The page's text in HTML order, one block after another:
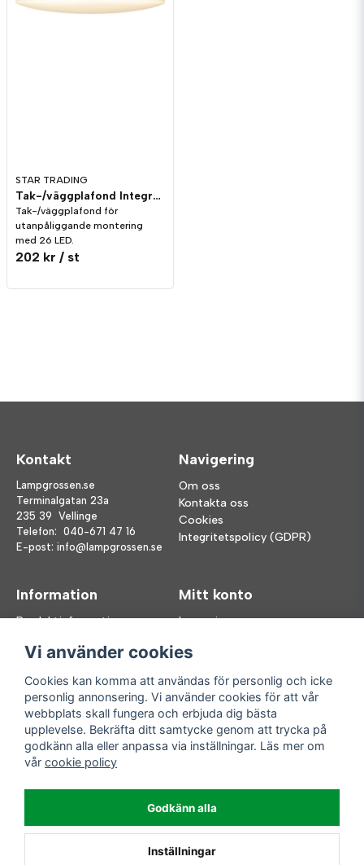
STAR TRADING
Tak-/väggplafond Integra LED 12W 995lm
Tak-/väggplafond för
utanpåliggande montering
med 26 LED.
202 kr / st
Kontakt
Lampgrossen.se
Terminalgatan 23a
235 39 Vellinge
Telefon: 040-671 47 16
E-post: info@lampgrossen.se
Navigering
Om oss
Kontakta oss
Cookies
Integritetspolicy (GDPR)
Information
Produktinformation
FAQ
Mitt konto
Logga in
Glömt lösenord?
Följ oss
Facebook
Instagram
Handla enkelt
Enkla leveranser
Vi använder cookies
Cookies kan komma att användas för personlig och icke
personlig annonsering. Vi använder cookies för att vår
webbplats skall fungera och erbjuda dig bästa
upplevelse. Bekräfta ditt samtycke genom att trycka på
godkänn alla eller anpassa via inställningar. Läs mer om
vår cookie policy
Godkänn alla
Inställningar